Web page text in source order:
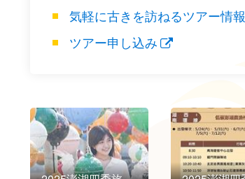
気軽に古きを訪ねるツアー情報
ツアー申し込み